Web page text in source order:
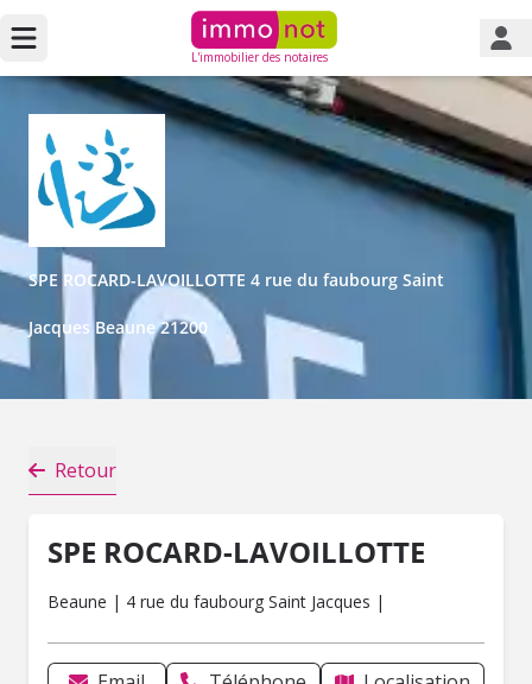
L'immobilier des notaires
SPE ROCARD-LAVOILLOTTE 4 rue du faubourg Saint
Jacques Beaune 21200
Retour
SPE ROCARD-LAVOILLOTTE
Beaune | 4 rue du faubourg Saint Jacques |